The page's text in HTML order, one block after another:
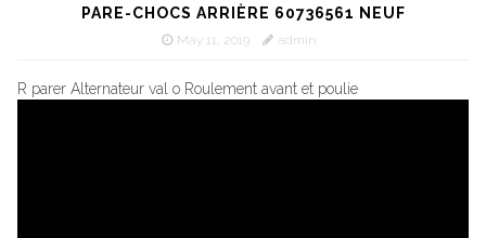
PARE-CHOCS ARRIÈRE 60736561 NEUF
May 11, 2019 admin
R parer Alternateur val o Roulement avant et poulie